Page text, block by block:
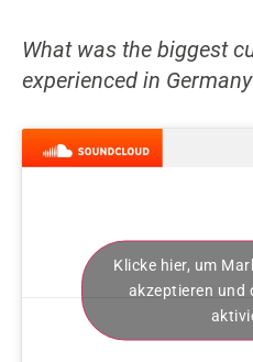
What was the biggest
experienced in
Klicke hier, um
akzeptieren und